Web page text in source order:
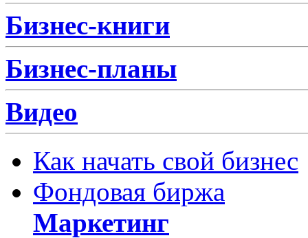
Бизнес-книги
Бизнес-планы
Видео
Как начать свой бизнес
Фондовая биржа
Маркетинг